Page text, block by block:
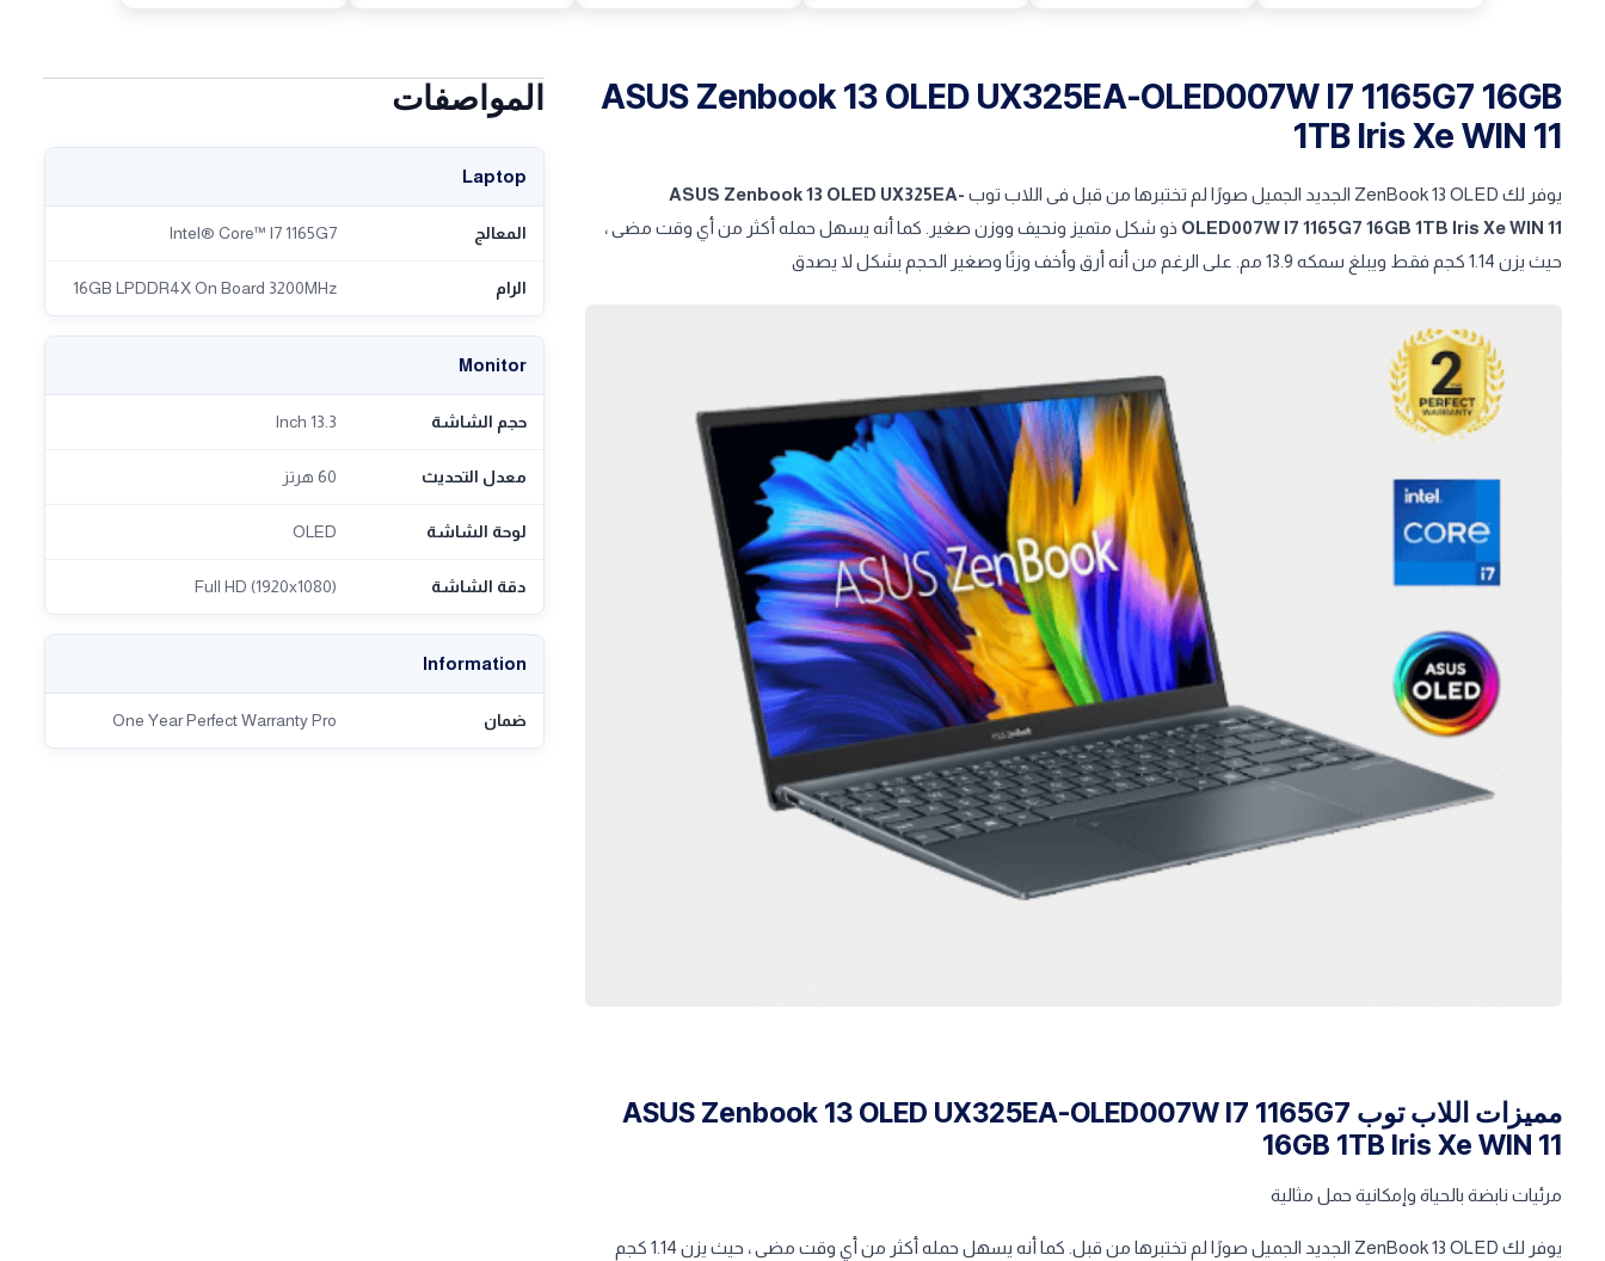
ASUS Zenbook 13 OLED UX325EA-OLED007W I7 1165G7 16GB
1TB Iris Xe WIN 11
يوفر لك ZenBook 13 OLED الجديد الجميل صورًا لم تختبرها من قبل فى اللاب توب
ASUS Zenbook 13 OLED UX325EA-
OLED007W I7 1165G7 16GB 1TB Iris Xe WIN 11 ذو شكل متميز ونحيف ووزن صغير. كما أنه يسهل حمله أكثر من أي وقت مضى ،
حيث يزن 1.14 كجم فقط ويبلغ سمكه 13.9 مم. على الرغم من أنه أرق وأخف وزنًا وصغير الحجم بشكل لا يصدق
مميزات اللاب توب ASUS Zenbook 13 OLED UX325EA-OLED007W I7 1165G7
16GB 1TB Iris Xe WIN 11
مرئيات نابضة بالحياة وإمكانية حمل مثالية
يوفر لك ZenBook 13 OLED الجديد الجميل صورًا لم تختبرها من قبل. كما أنه يسهل حمله أكثر من أي وقت مضى ، حيث يزن 1.14 كجم
المواصفات
Laptop
المعالج Intel® Core™ I7 1165G7
الرام 16GB LPDDR4X On Board 3200MHz
Monitor
حجم الشاشة 13.3 Inch
معدل التحديث 60 هرتز
لوحة الشاشة OLED
دقة الشاشة Full HD (1920x1080)
Information
ضمان One Year Perfect Warranty Pro